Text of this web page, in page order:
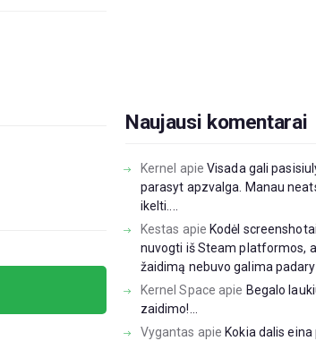
Naujausi komentarai
Kernel apieVisada gali
parasyt apzvalga. Manau
ikelti....
Kestas apie Kodėl
nuvogti iš Steam platformos,
žaidimą nebuvo galima padaryti
Kernel Space apie Begalo
zaidimo!...
Vygantas apie Kokia dalis eina